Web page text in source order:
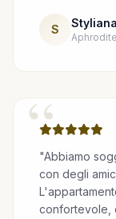
S Styliana
“"Abbiamo
con degli
confortevole,